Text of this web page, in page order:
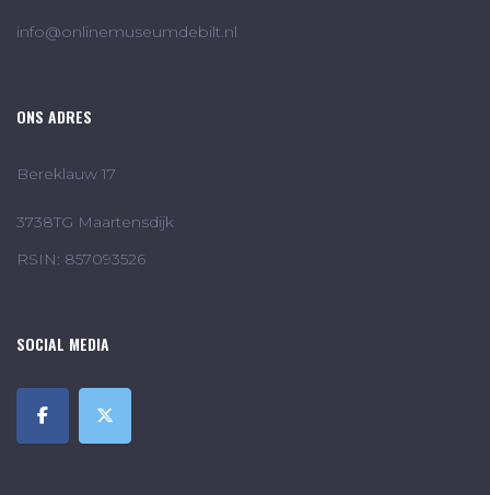
info@onlinemuseumdebilt.nl
ONS ADRES
Bereklauw 17
3738TG Maartensdijk
RSIN: 857093526
SOCIAL MEDIA